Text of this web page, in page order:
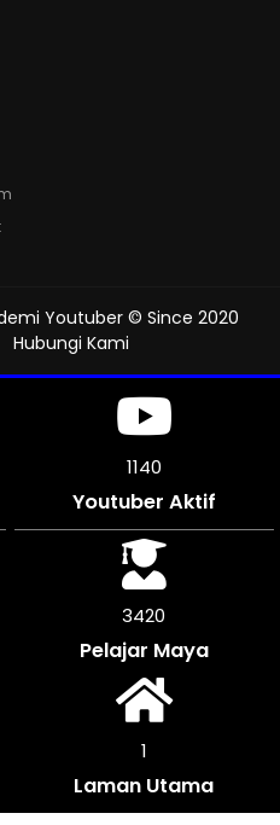
Youtuber © Since 2020
Hubungi Kami
1259
Youtuber Aktif
3774
Pelajar Maya
1
Laman Utama